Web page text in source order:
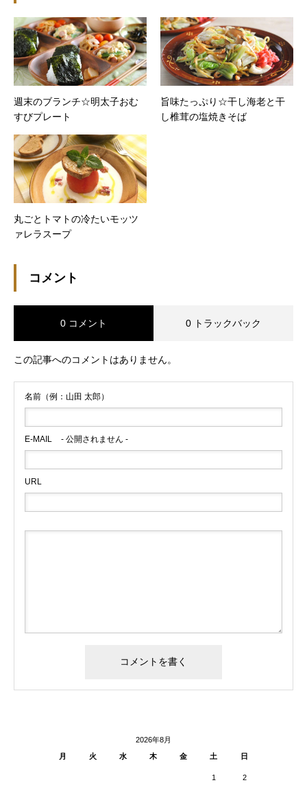
週末のブランチ☆明太子おむ
すびプレート
旨味たっぷり☆干し海老と干
し椎茸の塩焼きそば
丸ごとトマトの冷たいモッツ
ァレラスープ
コメント
0 コメント 0 トラックバック
この記事へのコメントはありません。
名前（例：山田 太郎）
E-MAIL - 公開されません -
URL
2026年8月
月
火 水 木 金 土 日
1 2